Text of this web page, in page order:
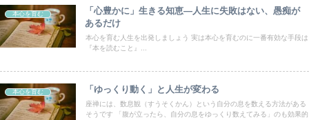
本心を育む
「心豊かに」生きる知恵―人生に失敗はない、愚痴が
あるだけ
本心を育む人生を出発しましょう 実は本心を育むのに一番有効な手段は
『本を読むこと』...
本心を育む 「ゆっくり動く」と人生が変わる
座禅には、数息観（すうそくかん）という自分の息を数える方法がある
そうです 「腹が立ったら、自分の息をゆっくり数えてみる」のも効果的